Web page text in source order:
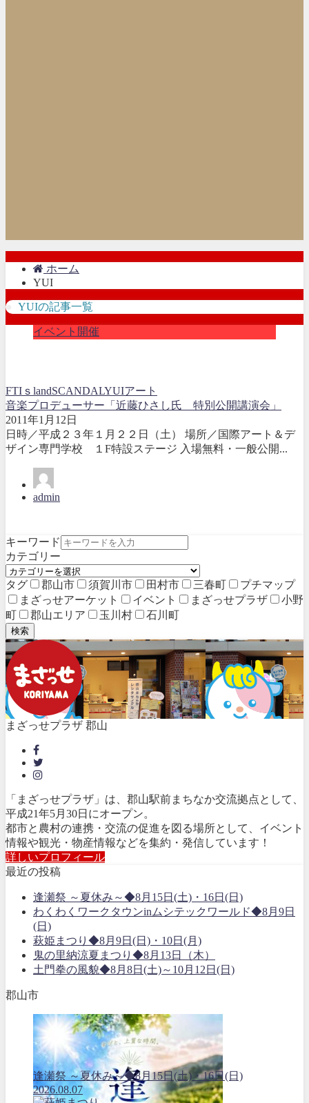
ホーム
YUI
YUIの記事一覧
イベント開催
FTIｓlandSCANDALYUIアート
音楽プロデューサー「近藤ひさし氏 特別公開講演会」
2011年1月12日
日時／平成２３年１月２２日（土） 場所／国際アート＆デ
ザイン専門学校 １F特設ステージ 入場無料・一般公開...
admin
キーワード
カテゴリー
タグ 郡山市 須賀川市 田村市 三春町
プチマップ
まざっせアーケット
イベント まざっせプラザ
小野
町
郡山エリア 玉川村 石川町
検索
まざっせプラザ 郡山
「まざっせプラザ」は、郡山駅前まちなか交流拠点として、
平成21年5月30日にオープン。
都市と農村の連携・交流の促進を図る場所として、イベント
情報や観光・物産情報などを集約・発信しています！
詳しいプロフィール
最近の投稿
逢瀬祭 ～夏休み～◆8月15日(土)・16日(日)
わくわくワークタウンinムシテックワールド◆8月9日
(日)
萩姫まつり◆8月9日(日)・10日(月)
鬼の里納涼夏まつり◆8月13日（木）
土門拳の風貌◆8月8日(土)～10月12日(日)
郡山市
逢瀬祭 ～夏休み～◆8月15日(土)・16日(日)
2026.08.07